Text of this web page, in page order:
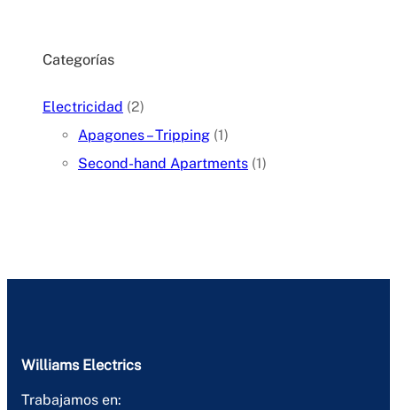
Categorías
Electricidad (2)
Apagones – Tripping (1)
Second-hand Apartments (1)
Williams Electrics
Trabajamos en: